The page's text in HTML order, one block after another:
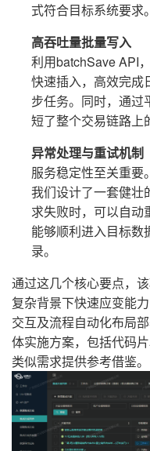
式符合目标系统要求。
高吞吐量批量写入
利用batchSave API
快速插入，高效完成
步任务。同时，通过
短了整个交易链路上
异常处理与重试机制
服务稳定性至关重要
我们设计了一套健壮
求失败时，可以自动
能够顺利进入目标数
录。
通过这几个核心要点，
复杂背景下快速应变能
交互及流程自动化布局
体实施方案，包括代码
类似需求提供参考借鉴。